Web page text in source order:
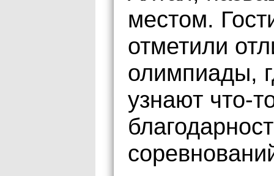
местом.
отметили
олимпиады,
узнают что-